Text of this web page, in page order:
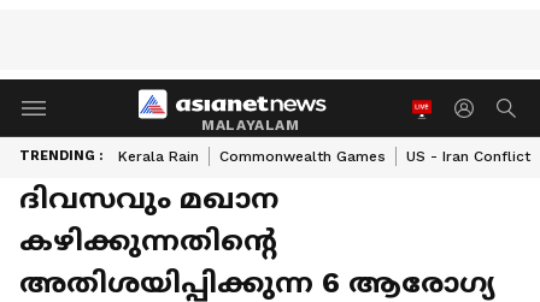
MALAYALAM
TRENDING : Kerala Rain Commonwealth Games US - Iran Conflict
ദിവസവും മഖാന
കഴിക്കുന്നതിന്റെ
അതിശയിപ്പിക്കുന്ന 6 ആരോഗ്യ